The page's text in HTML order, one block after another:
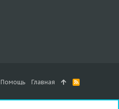
Помощь Главная
R